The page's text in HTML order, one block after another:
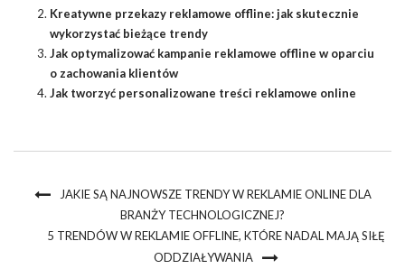
Kreatywne przekazy reklamowe offline: jak skutecznie
wykorzystać bieżące trendy
Jak optymalizować kampanie reklamowe offline w oparciu
o zachowania klientów
Jak tworzyć personalizowane treści reklamowe online
JAKIE SĄ NAJNOWSZE TRENDY W REKLAMIE ONLINE DLA
BRANŻY TECHNOLOGICZNEJ?
5 TRENDÓW W REKLAMIE OFFLINE, KTÓRE NADAL MAJĄ SIŁĘ
ODDZIAŁYWANIA